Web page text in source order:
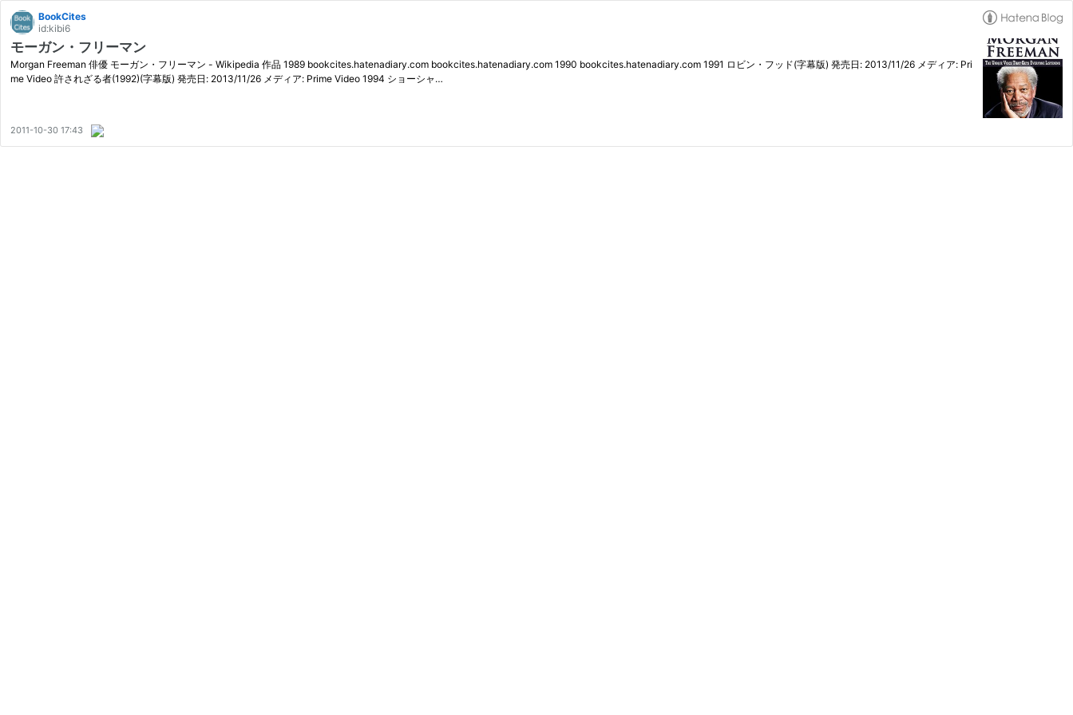
BookCites
id:kibi6
モーガン・フリーマン
Morgan Freeman 俳優 モーガン・フリーマン - Wikipedia 作品 1989 bookcites.hatenadiary.com bookcites.hatenadiary.com 1990 bookcites.hatenadiary.com 1991 ロビン・フッド(字幕版) 発売日: 2013/11/26 メディア: Pri
me Video 許されざる者(1992)(字幕版) 発売日: 2013/11/26 メディア: Prime Video 1994 ショーシャ…
2011-10-30 17:43